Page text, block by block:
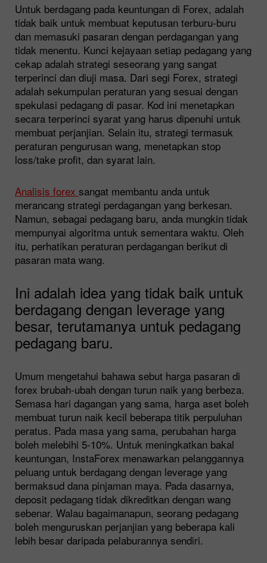
Untuk berdagang pada keuntungan di Forex, adalah
tidak baik untuk membuat keputusan terburu-buru
dan memasuki pasaran dengan perdagangan yang
tidak menentu. Kunci kejayaan setiap pedagang yang
cekap adalah strategi seseorang yang sangat
terperinci dan diuji masa. Dari segi Forex, strategi
adalah sekumpulan peraturan yang sesuai dengan
spekulasi pedagang di pasar. Kod ini menetapkan
secara terperinci syarat yang harus dipenuhi untuk
membuat perjanjian. Selain itu, strategi termasuk
peraturan pengurusan wang, menetapkan stop
loss/take profit, dan syarat lain.
Analisis forex sangat membantu anda untuk
merancang strategi perdagangan yang berkesan.
Namun, sebagai pedagang baru, anda mungkin tidak
mempunyai algoritma untuk sementara waktu. Oleh
itu, perhatikan peraturan perdagangan berikut di
pasaran mata wang.
Ini adalah idea yang tidak baik untuk
berdagang dengan leverage yang
besar, terutamanya untuk pedagang
pedagang baru.
Umum mengetahui bahawa sebut harga pasaran di
forex brubah-ubah dengan turun naik yang berbeza.
Semasa hari dagangan yang sama, harga aset boleh
membuat turun naik kecil beberapa titik perpuluhan
peratus. Pada masa yang sama, perubahan harga
boleh melebihi 5-10%. Untuk meningkatkan bakal
keuntungan, InstaForex menawarkan pelanggannya
peluang untuk berdagang dengan leverage yang
bermaksud dana pinjaman maya. Pada dasarnya,
deposit pedagang tidak dikreditkan dengan wang
sebenar. Walau bagaimanapun, seorang pedagang
boleh menguruskan perjanjian yang beberapa kali
lebih besar daripada pelaburannya sendiri.